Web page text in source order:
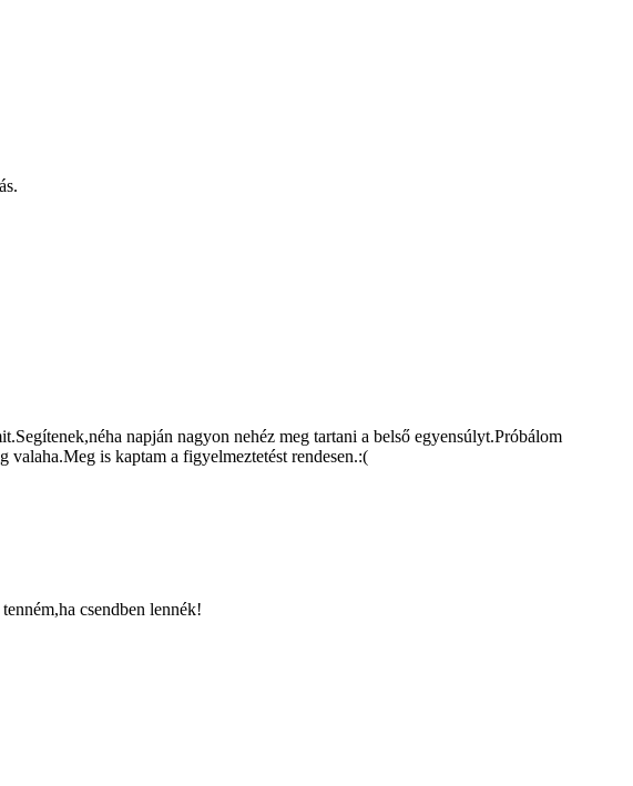
napján nagyon nehéz meg tartani a belső egyensúlyt.Próbálom
is kaptam a figyelmeztetést rendesen.:(
csendben lennék!